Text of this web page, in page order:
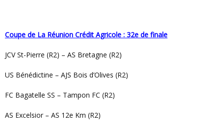
Coupe de La Réunion Crédit Agricole : 32e de finale
JCV St-Pierre (R2) – AS Bretagne (R2)
US Bénédictine – AJS Bois d’Olives (R2)
FC Bagatelle SS – Tampon FC (R2)
AS Excelsior – AS 12e Km (R2)